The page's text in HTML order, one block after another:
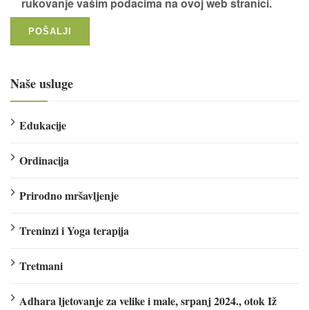
rukovanje vašim podacima na ovoj web stranici.
Naše usluge
Edukacije
Ordinacija
Prirodno mršavljenje
Treninzi i Yoga terapija
Tretmani
Adhara ljetovanje za velike i male, srpanj 2024., otok Iž